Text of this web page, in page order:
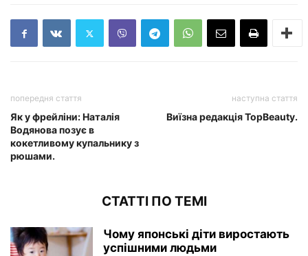
попередня стаття
Як у фрейліни: Наталія
Водянова позує в
кокетливому купальнику з
рюшами.
наступна стаття
Виїзна редакція TopBeauty.
СТАТТІ ПО ТЕМІ
Чому японські діти виростають
успішними людьми